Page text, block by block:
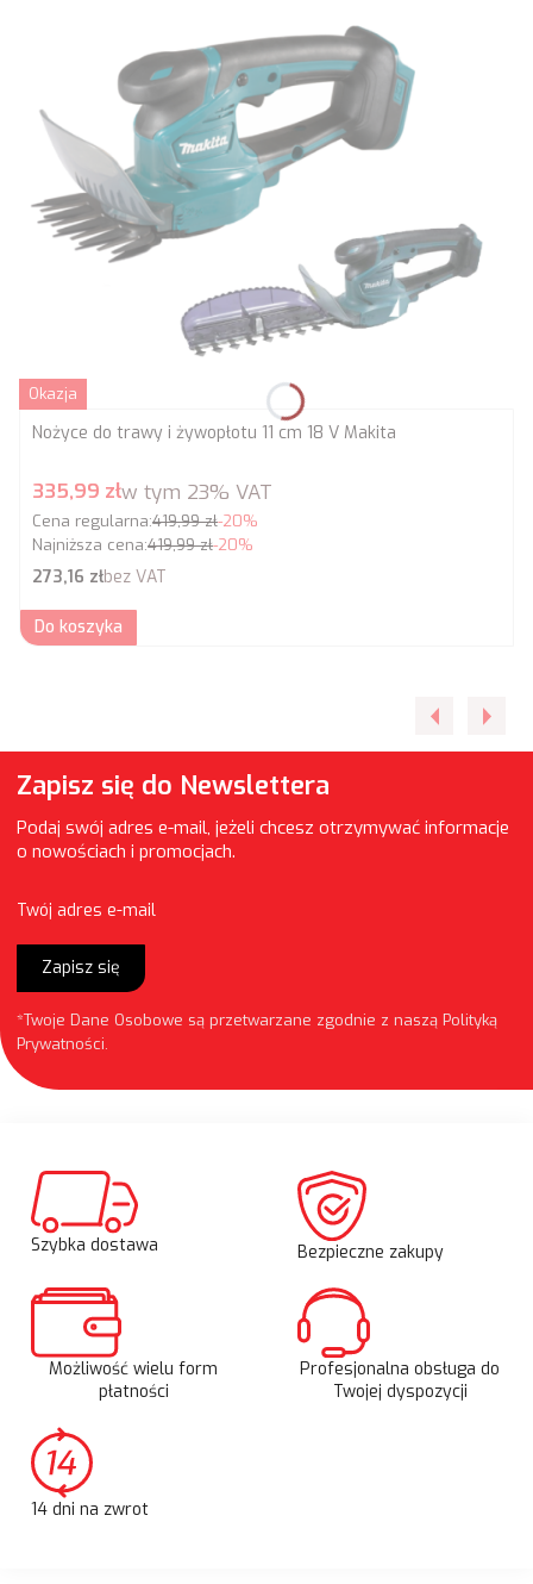
Okazja
Nożyce do trawy i żywopłotu 11 cm 18 V Makita
Cena promocyjna brutto
335,99 złw tym 23% VAT
Cena regularna:419,99 zł-20%
Najniższa cena:419,99 zł-20%
Cena netto
273,16 złbez VAT
Do koszyka
Zapisz się do Newslettera
Podaj swój adres e-mail, jeżeli chcesz otrzymywać informacje
o nowościach i promocjach.
Twój adres e-mail
Zapisz się
*Twoje Dane Osobowe są przetwarzane zgodnie z naszą Polityką
Prywatności.
Szybka dostawa Bezpieczne zakupy
Możliwość wielu form
płatności
Profesjonalna obsługa do
Twojej dyspozycji
14 dni na zwrot